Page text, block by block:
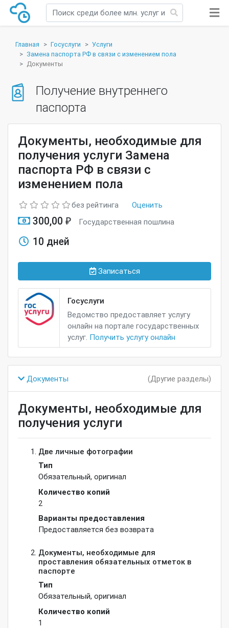
Главная Госуслуги
Услуги
Замена паспорта РФ в связи с изменением пола
Документы
Получение внутреннего
паспорта
Документы, необходимые для
получения услуги Замена
паспорта РФ в связи с
изменением пола
без рейтинга Оценить
300,00 ₽ Государственная пошлина
10 дней
Записаться
Госуслуги
Ведомство предоставляет услугу
онлайн на портале государственных
услуг. Получить услугу онлайн
Документы (Другие разделы)
Документы, необходимые для
получения услуги
Две личные фотографии
Тип
Обязательный, оригинал
Количество копий
2
Варианты предоставления
Предоставляется без возврата
Документы, необходимые для
проставления обязательных отметок в
паспорте
Тип
Обязательный, оригинал
Количество копий
1